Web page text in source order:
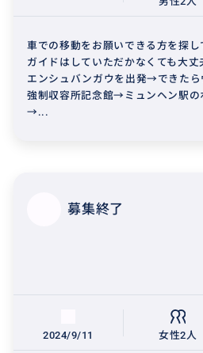
車での移動をお願いできる方を探
ガイドはしていただかなくても大
エンシュバンガウを出発→できた
強制収容所記念館→ミュンヘン駅の
→...
募集終了
2024/9/11 女性2人